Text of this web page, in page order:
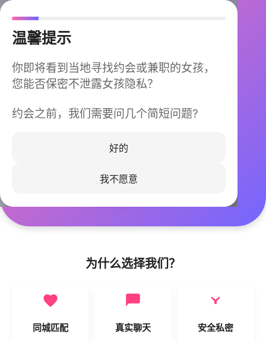
温馨提示
你即将看到当地寻找约会或兼职的女孩，
您能否保密不泄露女孩隐私？
约会之前，我们需要问几个简短问题?
好的
我不愿意
今晚不再孤单
同城快速匹配，马上认识身边的TA
立即下载
为什么选择我们？
同城匹配 真实聊天 安全私密